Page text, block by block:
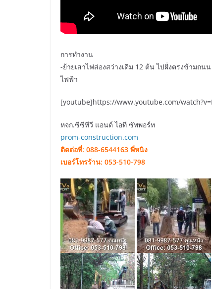
การทำงาน
-ย้ายเสาไฟส่องสว่างเดิม 12 ต้น ไปฝั่งตรงข้ามถ
ไฟฟ้า
[youtube]https://www.youtube.com/
หจก.ซีซีทีวี แอนด์ ไอที ซัพพอร์ท
prom-construction.com
ติดต่อที่: 088-6544163 พี่หนิง
เบอร์โทรร้าน: 053-510-798